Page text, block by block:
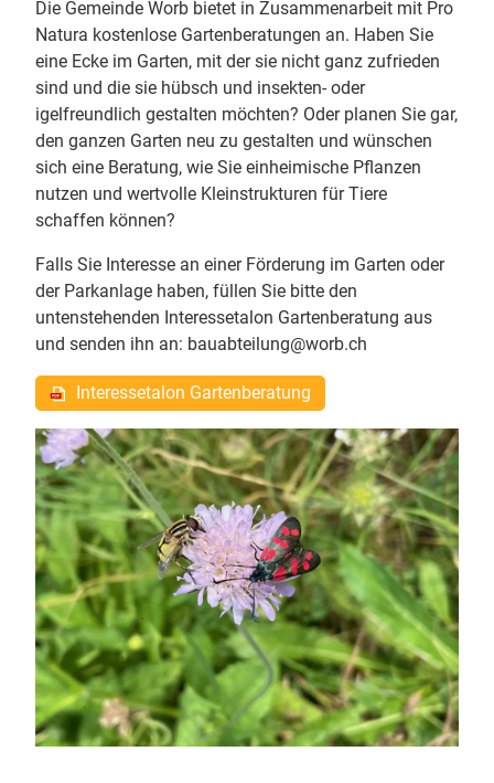
Die Gemeinde Worb bietet in Zusammenarbeit mit Pro
Natura kostenlose Gartenberatungen an. Haben Sie
eine Ecke im Garten, mit der sie nicht ganz zufrieden
sind und die sie hübsch und insekten- oder
igelfreundlich gestalten möchten? Oder planen Sie gar,
den ganzen Garten neu zu gestalten und wünschen
sich eine Beratung, wie Sie einheimische Pflanzen
nutzen und wertvolle Kleinstrukturen für Tiere
schaffen können?
Falls Sie Interesse an einer Förderung im Garten oder
der Parkanlage haben, füllen Sie bitte den
untenstehenden Interessetalon Gartenberatung aus
und senden ihn an: bauabteilung@worb.ch
Interessetalon Gartenberatung